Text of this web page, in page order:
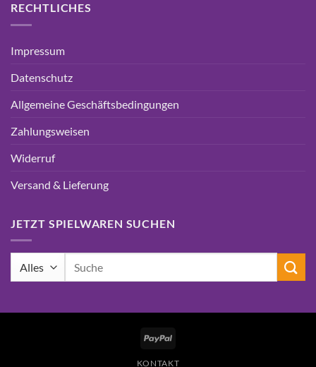
RECHTLICHES
Impressum
Datenschutz
Allgemeine Geschäftsbedingungen
Zahlungsweisen
Widerruf
Versand & Lieferung
JETZT SPIELWAREN SUCHEN
PayPal
KONTAKT